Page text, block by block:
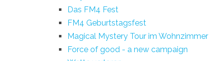
Das FM4 Fest
FM4 Geburtstagsfest
Magical Mystery Tour im Wohnzimmer
Force of good - a new campaign